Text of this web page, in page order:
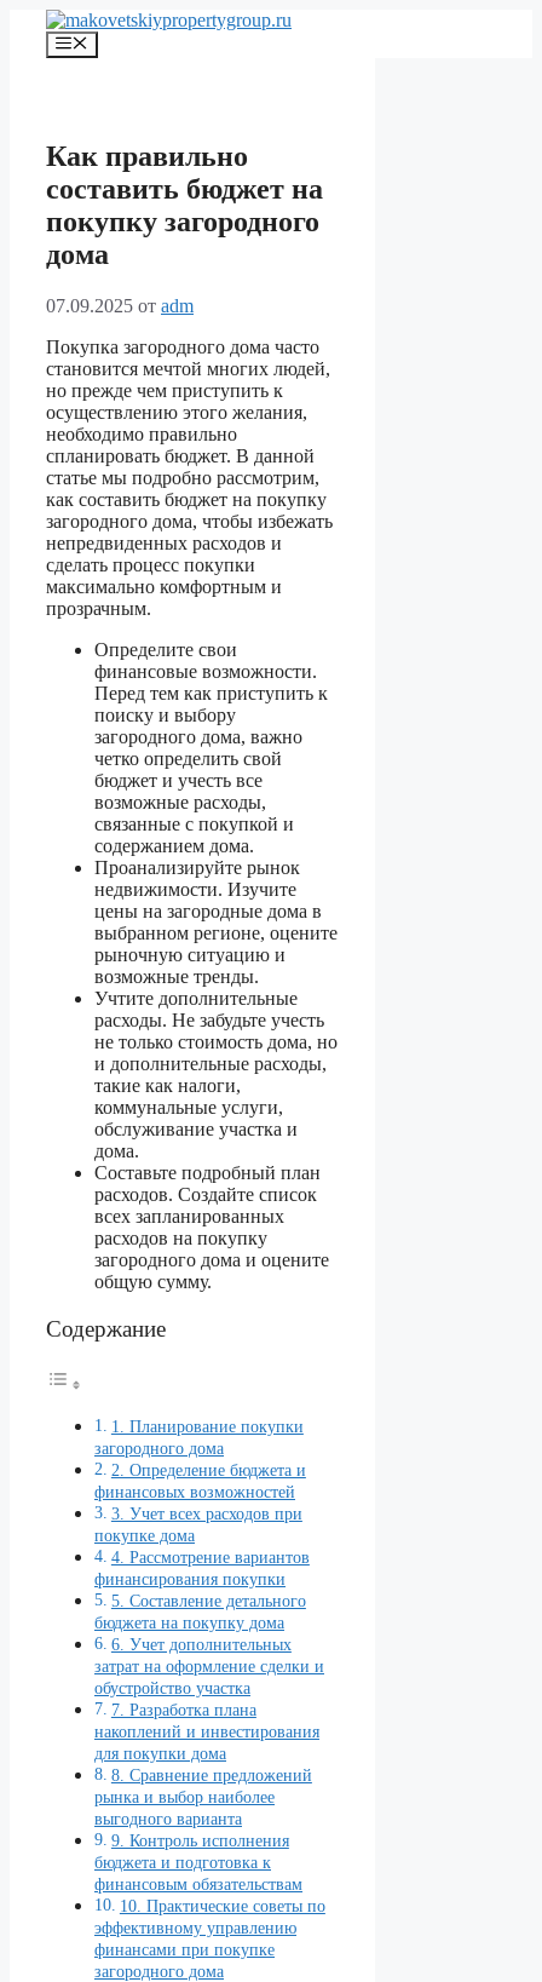
Перейти
содержимому
Меню
Как правильно
составить бюджет на
покупку загородного
дома
07.09.2025 от adm
Покупка загородного дома часто
становится мечтой многих людей,
но прежде чем приступить к
осуществлению этого желания,
необходимо правильно
спланировать бюджет. В данной
статье мы подробно рассмотрим,
как составить бюджет на покупку
загородного дома, чтобы избежать
непредвиденных расходов и
сделать процесс покупки
максимально комфортным и
прозрачным.
Определите свои
финансовые возможности.
Перед тем как приступить к
поиску и выбору
загородного дома, важно
четко определить свой
бюджет и учесть все
возможные расходы,
связанные с покупкой и
содержанием дома.
Проанализируйте рынок
недвижимости. Изучите
цены на загородные дома в
выбранном регионе, оцените
рыночную ситуацию и
возможные тренды.
Учтите дополнительные
расходы. Не забудьте учесть
не только стоимость дома, но
и дополнительные расходы,
такие как налоги,
коммунальные услуги,
обслуживание участка и
дома.
Составьте подробный план
расходов. Создайте список
всех запланированных
расходов на покупку
загородного дома и оцените
общую сумму.
Содержание
1. Планирование покупки
загородного дома
2. Определение бюджета и
финансовых возможностей
3. Учет всех расходов при
покупке дома
4. Рассмотрение вариантов
финансирования покупки
5. Составление детального
бюджета на покупку дома
6. Учет дополнительных
затрат на оформление сделки и
обустройство участка
7. Разработка плана
накоплений и инвестирования
для покупки дома
8. Сравнение предложений
рынка и выбор наиболее
выгодного варианта
9. Контроль исполнения
бюджета и подготовка к
финансовым обязательствам
10. Практические советы по
эффективному управлению
финансами при покупке
загородного дома